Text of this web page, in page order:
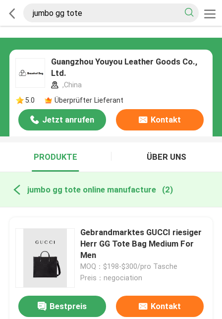
Guangzhou Youyou Leather Goods Co.,
Ltd.
,China
5.0
Überprüfter Lieferant
Jetzt anrufen Kontakt
PRODUKTE ÜBER UNS
jumbo gg tote online manufacture (2)
Gebrandmarktes GUCCI riesiger
Herr GG Tote Bag Medium For
Men
MOQ：$198-$300/pro Tasche
Preis：negociation
Bestpreis Kontakt